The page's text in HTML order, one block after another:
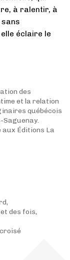
à ralentir, à
éclaire le
des
et la relation
québécois
Saguenay.
aux Éditions La
des fois,